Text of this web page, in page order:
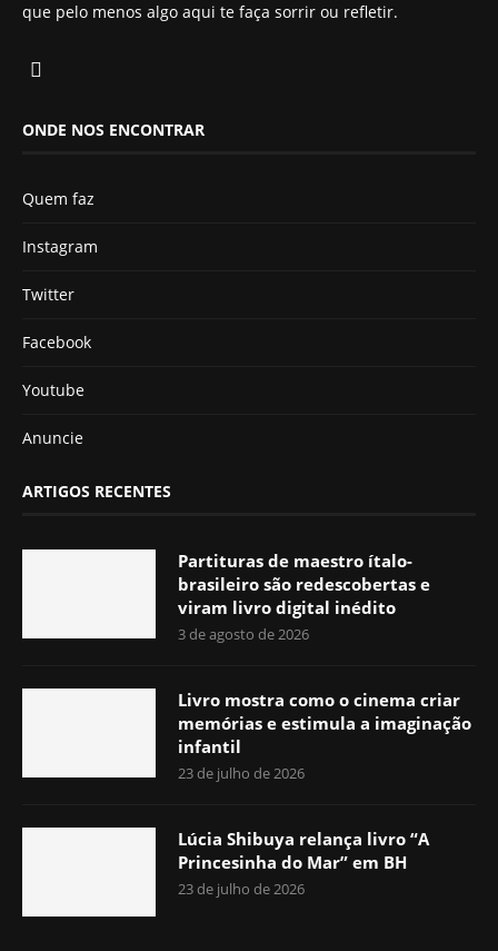
que pelo menos algo aqui te faça sorrir ou refletir.
ONDE NOS ENCONTRAR
Quem faz
Instagram
Twitter
Facebook
Youtube
Anuncie
ARTIGOS RECENTES
Partituras de maestro ítalo-
brasileiro são redescobertas e
viram livro digital inédito
3 de agosto de 2026
Livro mostra como o cinema criar
memórias e estimula a imaginação
infantil
23 de julho de 2026
Lúcia Shibuya relança livro “A
Princesinha do Mar” em BH
23 de julho de 2026